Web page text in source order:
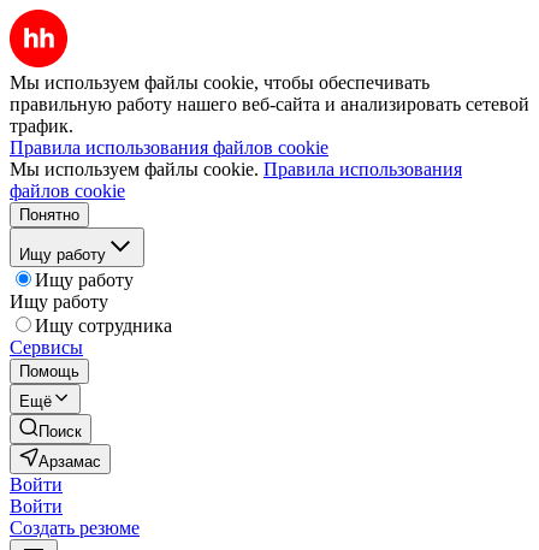
Мы используем файлы cookie, чтобы обеспечивать
правильную работу нашего веб-сайта и анализировать сетевой
трафик.
Правила использования файлов cookie
Мы используем файлы cookie. Правила использования
файлов cookie
Понятно
Ищу работу
Ищу работу
Ищу работу
Ищу сотрудника
Сервисы
Помощь
Ещё
Поиск
Арзамас
Войти
Войти
Создать резюме